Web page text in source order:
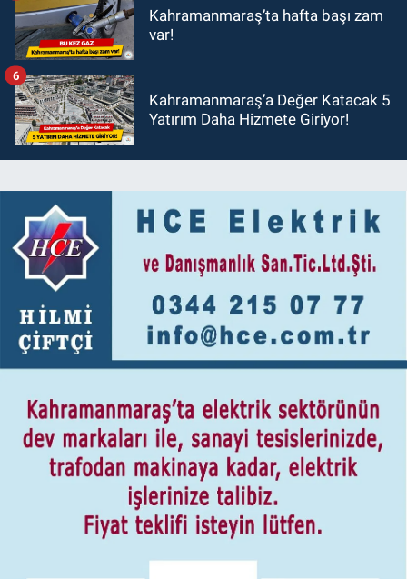
Kahramanmaraş’ta hafta başı zam
var!
Kahramanmaraş’a Değer Katacak 5
Yatırım Daha Hizmete Giriyor!
6